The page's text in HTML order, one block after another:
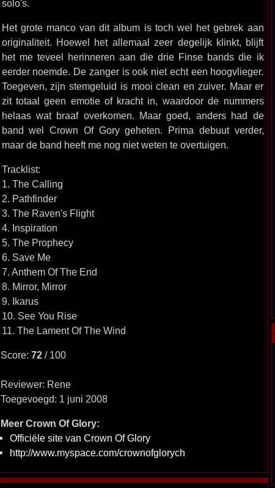
solo's.
Het grote manco van dit album is toch wel het gebrek aan
originaliteit. Hoewel het allemaal zeer degelijk klinkt, blijft
het me teveel herinneren aan die drie Finse bands die ik
eerder noemde. De zanger is ook niet echt een hoogvlieger.
Toegeven, zijn stemgeluid is mooi clean en zuiver. Maar er
zit totaal geen emotie of kracht in, waardoor de nummers
helaas wat braaf overkomen. Maar goed, anders had de
band wel Crown Of Gory geheten. Prima debuut verder,
maar de band heeft me nog niet weten te overtuigen.
Tracklist:
1. The Calling
2. Pathfinder
3. The Raven's Flight
4. Inspiration
5. The Prophecy
6. Save Me
7. Anthem Of The End
8. Mirror, Mirror
9. Ikarus
10. See You Rise
11. The Lament Of The Wind
Score: 72/ 100
Reviewer: Rene
Toegevoegd: 1 juni 2008
Meer Crown Of Glory:
Officiële site van Crown Of Glory
http://www.myspace.com/crownofglorych